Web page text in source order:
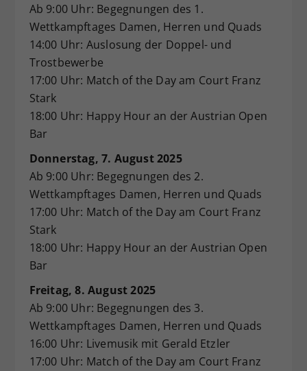
Ab 9:00 Uhr: Begegnungen des 1.
Wettkampftages Damen, Herren und Quads
14:00 Uhr: Auslosung der Doppel- und
Trostbewerbe
17:00 Uhr: Match of the Day am Court Franz
Stark
18:00 Uhr: Happy Hour an der Austrian Open
Bar
Donnerstag, 7. August 2025
Ab 9:00 Uhr: Begegnungen des 2.
Wettkampftages Damen, Herren und Quads
17:00 Uhr: Match of the Day am Court Franz
Stark
18:00 Uhr: Happy Hour an der Austrian Open
Bar
Freitag, 8. August 2025
Ab 9:00 Uhr: Begegnungen des 3.
Wettkampftages Damen, Herren und Quads
16:00 Uhr: Livemusik mit Gerald Etzler
17:00 Uhr: Match of the Day am Court Franz